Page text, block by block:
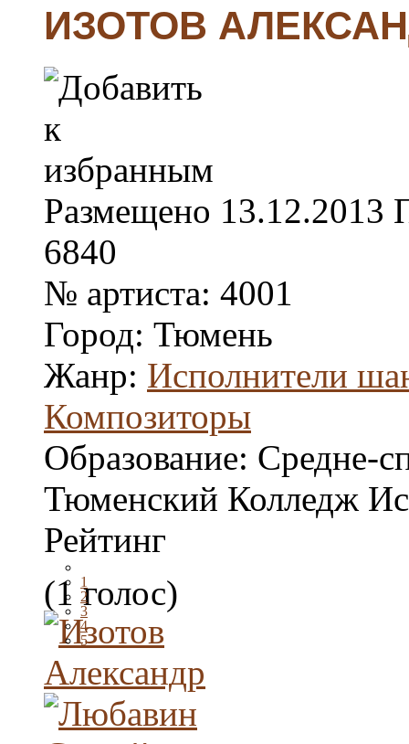
ИЗОТОВ
Размещено 13.12.2013
6840
№ артиста: 4001
Город: Тюмень
Жанр: Исполнители
Композиторы
Образование: Средне-
Тюменский Колледж
Рейтинг
1
2
3
4
5
(1 голос)